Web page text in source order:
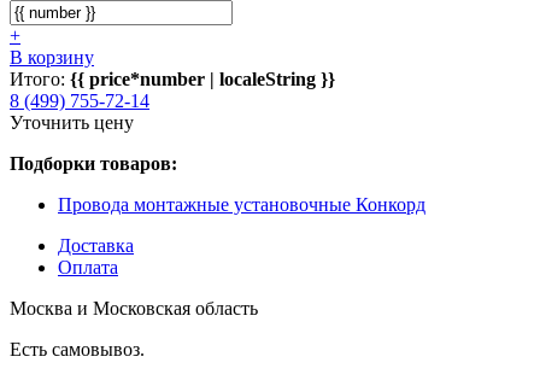
+
В корзину
Итого: {{ price*number | localeString }}
8 (499) 755-72-14
Уточнить цену
Подборки товаров:
Провода монтажные установочные Конкорд
Доставка
Оплата
Москва и Московская область
Есть самовывоз.